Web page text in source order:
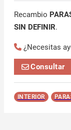
Recambio
SIN DEFINIR.
¿Necesitas
Consultar
INTERIOR